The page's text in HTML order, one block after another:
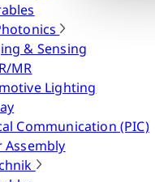
& Sensing
MR
Lighting
Communication (PIC)
Assembly